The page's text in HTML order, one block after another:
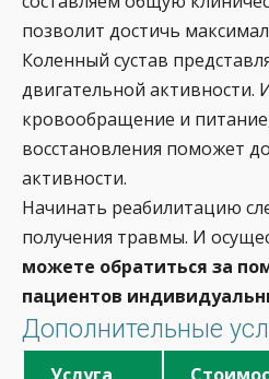
позволит достичь
Коленный сустав
двигательной активности.
кровообращение и
восстановления поможет
активности.
Начинать реабилитацию
получения травмы. И
можете обратиться за
пациентов
Дополнительные